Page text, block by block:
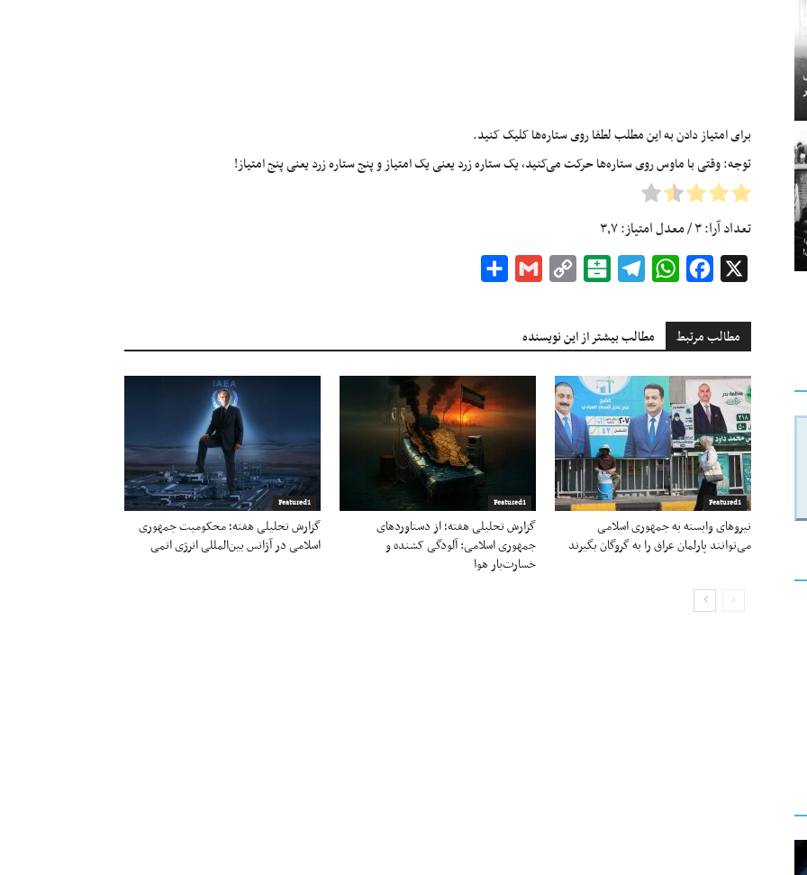
برای امتیاز دادن به این مطلب لطفا روی ستاره‌ها کلیک کنید.
توجه: وقتی با ماوس روی ستاره‌ها حرکت می‌کنید، یک ستاره زرد یعنی یک امتیاز و پنج ستاره زرد یعنی پنج امتیاز!
تعداد آرا:۳/ معدل امتیاز:۳٫۷
Facebook
WhatsApp
Telegram
Balatarin
Copy
Gmail
مطالب مرتبط مطالب بیشتر از این نویسنده
Featured1
گزارش تحلیلی هفته؛ محکومیت جمهوری
اسلامی در آژانس بین‌المللی انرژی اتمی
Featured1
گزارش تحلیلی هفته؛ از دستاوردهای
جمهوری اسلامی: آلودگی کشنده و
خسارت‌بار هوا
Featured1
نیروهای وابسته به جمهوری اسلامی
می‌توانند پارلمان عراق را به گروگان بگیرند